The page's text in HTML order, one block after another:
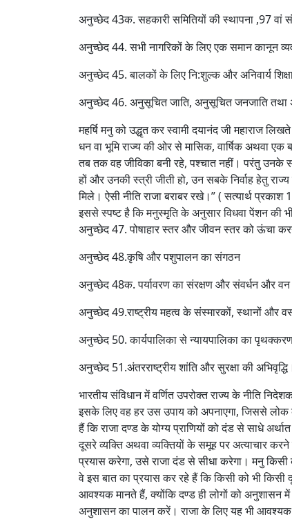
अनुच्छेद 43क. सहकारी समितियों की स्थापना ,97 वां
अनुच्छेद 44. सभी नागरिकों के लिए एक समान कानून
अनुच्छेद 45. बालकों के लिए नि:शुल्‍क और अनिवार्य
अनुच्छेद 46. अनुसूचित जाति, अनुसूचित जनजाति तथा
महर्षि मनु को उद्धृत कर स्वामी दयानंद जी महाराज
धन वा भूमि राज्य की ओर से मासिक, वार्षिक अथवा
तब तक वह जीविका बनी रहे, पश्चात नहीं। परंतु
हों और उनकी स्त्री जीती हो, उन सबके निर्वाह हेतु
मिले। ऐसी नीति राजा बराबर रखे।” ( सत्यार्थ प्रकाश
इससे स्पष्ट है कि मनुस्मृति के अनुसार विधवा पेंशन की
अनुच्छेद 47. पोषाहार स्‍तर और जीवन स्‍तर को ऊंचा
अनुच्छेद 48.कृषि और पशुपालन का संगठन
अनुच्छेद 48क. पर्यावरण का संरक्षण और संवर्धन और वन
अनुच्छेद 49.राष्‍ट्रीय महत्‍व के संस्‍मारकों, स्‍थानों और
अनुच्छेद 50. कार्यपालिका से न्‍यायपालिका का
अनुच्छेद 51.अंतरराष्‍ट्रीय शांति और सुरक्षा की अभिवृद्धि।
भारतीय संविधान में वर्णित उपरोक्त राज्य के नीति
इसके लिए वह हर उस उपाय को अपनाएगा, जिससे
हैं कि राजा दण्ड के योग्य प्राणियों को दंड से साधे
दूसरे व्यक्ति अथवा व्यक्तियों के समूह पर अत्याचार
प्रयास करेगा, उसे राजा दंड से सीधा करेगा। मनु
वे इस बात का प्रयास कर रहे हैं कि किसी को भी
आवश्यक मानते हैं, क्योंकि दण्ड ही लोगों को अनुशासन में
अनुशासन का पालन करें। राजा के लिए यह भी